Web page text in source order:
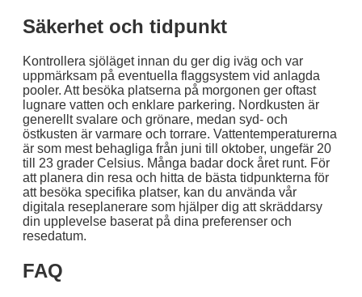
Säkerhet och tidpunkt
Kontrollera sjöläget innan du ger dig iväg och var
uppmärksam på eventuella flaggsystem vid anlagda
pooler. Att besöka platserna på morgonen ger oftast
lugnare vatten och enklare parkering. Nordkusten är
generellt svalare och grönare, medan syd- och
östkusten är varmare och torrare. Vattentemperaturerna
är som mest behagliga från juni till oktober, ungefär 20
till 23 grader Celsius. Många badar dock året runt. För
att planera din resa och hitta de bästa tidpunkterna för
att besöka specifika platser, kan du använda vår
digitala reseplanerare som hjälper dig att skräddarsy
din upplevelse baserat på dina preferenser och
resedatum.
FAQ